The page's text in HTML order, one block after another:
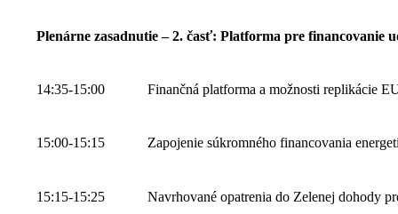
Plenárne zasadnutie – 2. časť: Platforma pre financovanie
14:35-15:00 Finančná platforma a možnosti replikácie
15:00-15:15 Zapojenie súkromného financovania
15:15-15:25 Navrhované opatrenia do Zelenej dohody